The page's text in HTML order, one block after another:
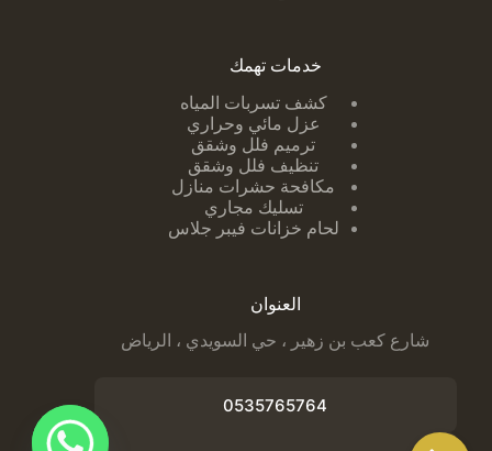
خدمات تهمك
كشف تسربات ا لمياه
عزل مائي وحراري
ترميم فلل وشقق
تنظيف فلل وشقق
مكافحة حشرات منازل
تسليك مجاري
لحام خزانات فيبر جلاس
العنوان
شارع كعب بن زهير ، حي السويدي ، الرياض
0535765764